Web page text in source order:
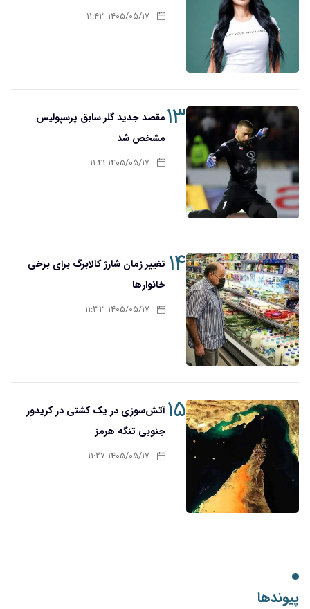
۱۴۰۵/۰۵/۱۷ ۱۱:۴۳
۱۳مقصد جدید گلر سابق پرسپولیس
مشخص شد
۱۴۰۵/۰۵/۱۷ ۱۱:۴۱
۱۴ تغییر زمان شارژ کالابرگ برای برخی
خانوارها
۱۴۰۵/۰۵/۱۷ ۱۱:۳۳
۱۵آتش‌سوزی در یک کشتی در کریدور
جنوبی تنگه هرمز
۱۴۰۵/۰۵/۱۷ ۱۱:۲۷
پیوندها